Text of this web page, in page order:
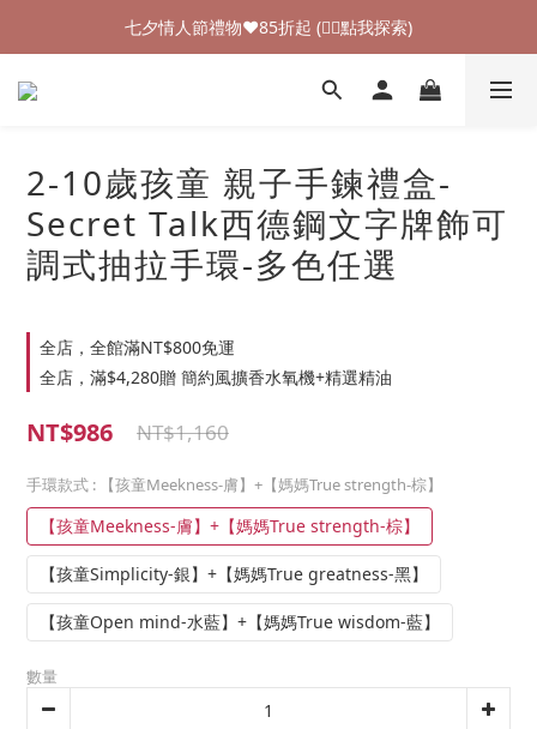
加入新會員領$100購物金💰 (👉🏻點我領取)
七夕情人節禮物❤85折起 (👉🏻點我探索)
加入新會員領$100購物金💰 (👉🏻點我領取)
2-10歲孩童 親子手鍊禮盒-
Secret Talk西德鋼文字牌飾可
調式抽拉手環-多色任選
全店，全館滿NT$800免運
全店，滿$4,280贈 簡約風擴香水氧機+精選精油
NT$986 NT$1,160
手環款式 : 【孩童Meekness-膚】+【媽媽True strength-棕】
【孩童Meekness-膚】+【媽媽True strength-棕】
【孩童Simplicity-銀】+【媽媽True greatness-黑】
【孩童Open mind-水藍】+【媽媽True wisdom-藍】
數量